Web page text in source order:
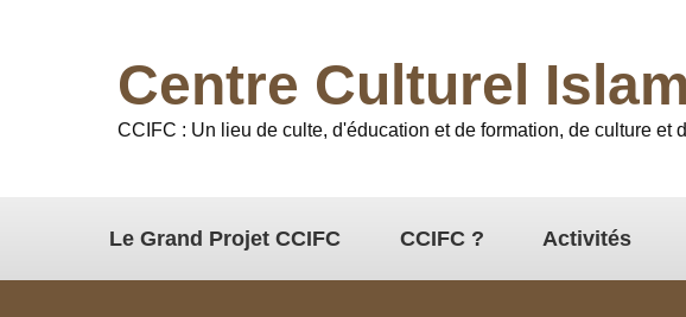
Centre Culturel
CCIFC : Un lieu de culte, d'éducation et de formation, de culture et
Le Grand Projet CCIFC CCIFC ? Activités